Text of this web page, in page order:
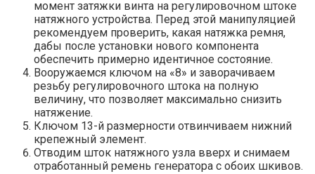
момент затяжки винта на регулировочном штоке
натяжного устройства. Перед этой манипуляцией
рекомендуем проверить, какая натяжка ремня,
дабы после установки нового компонента
обеспечить примерно идентичное состояние.
Вооружаемся ключом на «8» и заворачиваем
резьбу регулировочного штока на полную
величину, что позволяет максимально снизить
натяжение.
Ключом 13-й размерности отвинчиваем нижний
крепежный элемент.
Отводим шток натяжного узла вверх и снимаем
отработанный ремень генератора с обоих шкивов.